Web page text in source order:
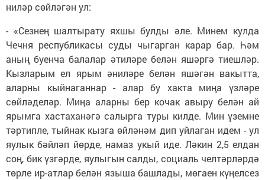
ниләр сөйләгән ул:
- «Сезнең шалтырату яхшы булды әле. Минем кулда
Чечня республикасы суды чыгарган карар бар. Һәм
аның буенча балалар әтиләре белән яшәргә тиешләр.
Кызларым ел ярым әниләре белән яшәгән вакытта,
аларны кыйнаганнар - алар бу хакта миңа үзләре
сөйләделәр. Миңа аларны бер кочак авыру белән ай
ярымга хастаханәгә салырга туры килде. Мин үземне
тәртипле, тыйнак кызга өйләнәм дип уйлаган идем - ул
яулык бәйләп йөрде, намаз укый иде. Ләкин 2,5 елдан
соң, бик үзгәрде, яулыгын салды, социаль челтәрләрдә
төрле ир-атлар белән языша башлады, мөгаен күңелсез